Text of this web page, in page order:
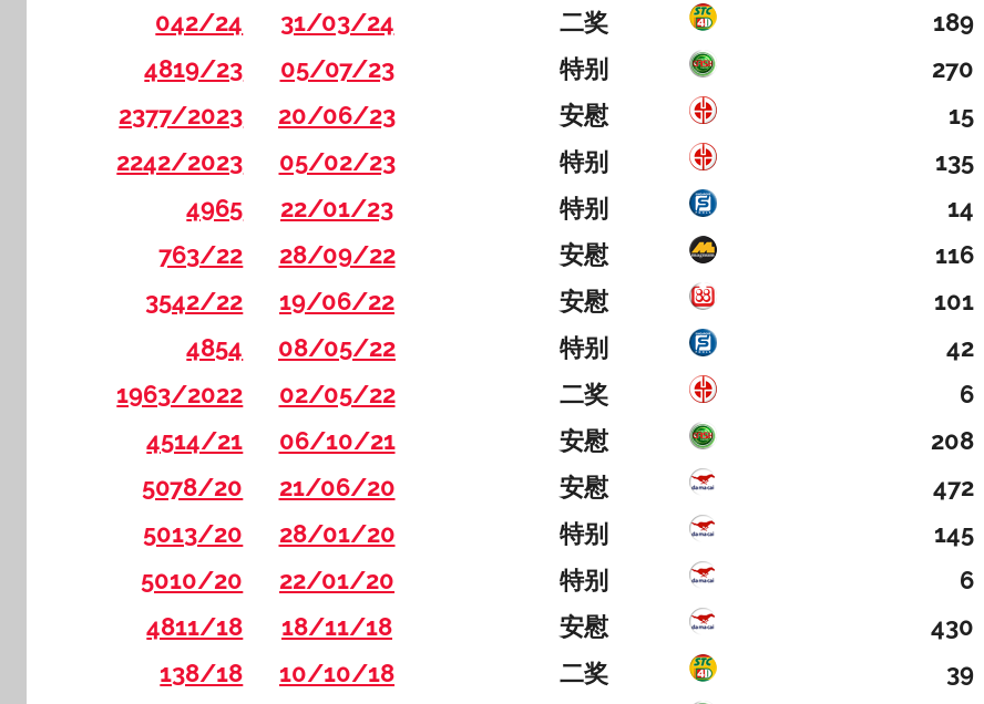
042/24
31/03/24 二奖
189
4819/23
05/07/23 特别
270
2377/2023
20/06/23 安慰
15
2242/2023
05/02/23 特别
135
4965
22/01/23 特别
14
763/22
28/09/22 安慰
116
3542/22
19/06/22 安慰
101
4854
08/05/22 特别
42
1963/2022
02/05/22 二奖
6
4514/21
06/10/21 安慰
208
5078/20
21/06/20 安慰
472
5013/20
28/01/20 特别
145
5010/20
22/01/20 特别
6
4811/18
18/11/18 安慰
430
138/18
10/10/18 二奖
39